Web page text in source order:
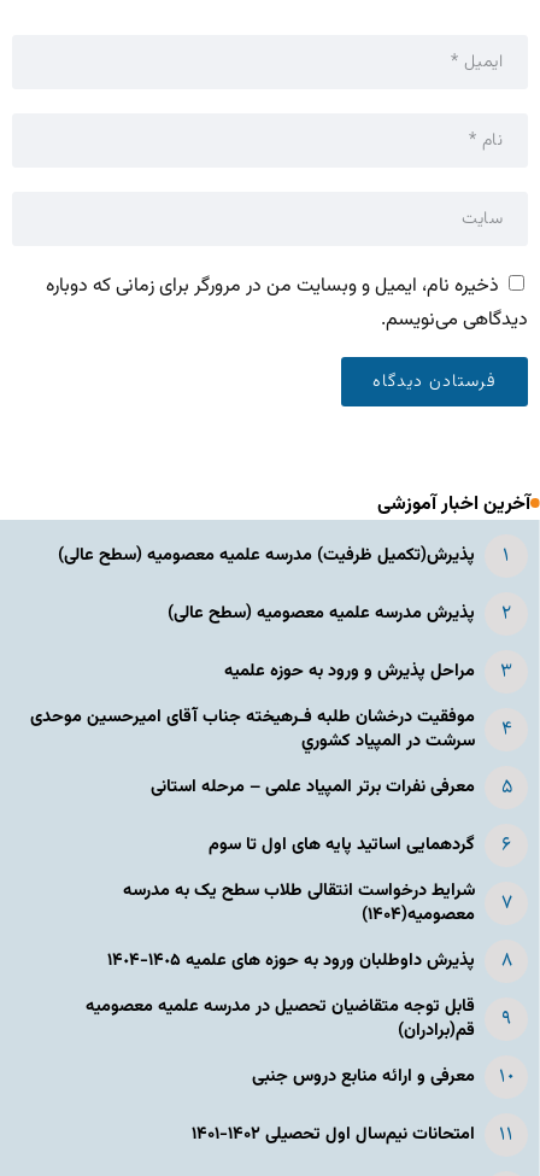
ذخیره نام، ایمیل و وبسایت من در مرورگر برای زمانی که دوباره
دیدگاهی می‌نویسم.
آخرین اخبار آموزشی
پذیرش(تکمیل ظرفیت) مدرسه علمیه معصومیه‌ (سطح عالی)
پذیرش مدرسه علمیه معصومیه‌ (سطح عالی)
مراحل پذیرش و ورود به حوزه علمیه
موفقیت درخشان طلبه فـرهیخته جناب آقای امیرحسین موحدی
سرشت در المپياد كشوري
معرفی نفرات برتر المپیاد علمی – مرحله استانی
گردهمایی اساتید پایه های اول تا سوم
شرایط درخواست انتقالی طلاب سطح یک به مدرسه
معصومیه(۱۴۰۴)
پذیرش داوطلبان ورود به حوزه های علمیه ١۴٠۵-١۴٠۴
قابل توجه متقاضیان تحصیل در مدرسه علمیه معصومیه
قم(برادران)
معرفی و ارائه منابع دروس جنبی
امتحانات نیم‌سال اول تحصیلی ۱۴۰۲-۱۴۰۱